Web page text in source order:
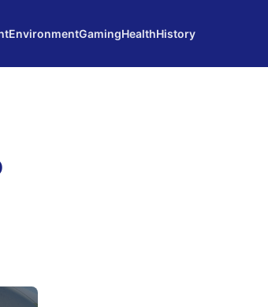
EnvironmentGamingHealthHistory